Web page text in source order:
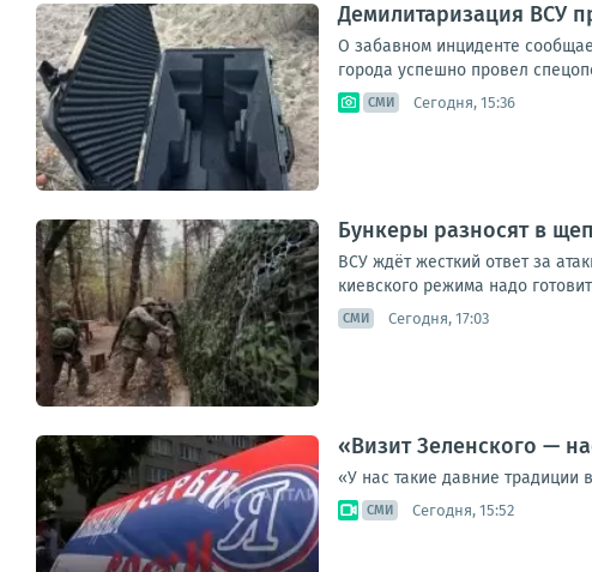
Демилитаризация ВСУ
О забавном инциденте
города успешно провел
СМИ Сегодня, 15:36
Бункеры разносят в
ВСУ ждёт жесткий ответ за
киевского режима надо
СМИ Сегодня, 17:03
«Визит Зеленского —
«У нас такие давние традиции
СМИ Сегодня, 15:52